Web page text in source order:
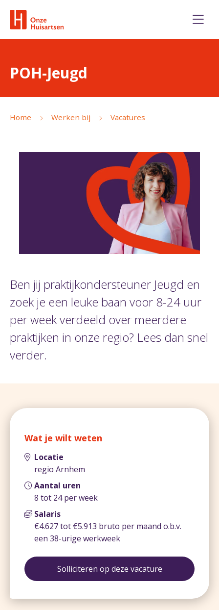
POH-Jeugd
Home Werken bij Vacatures
Ben jij praktijkondersteuner Jeugd en
zoek je een leuke baan voor 8-24 uur
per week verdeeld over meerdere
praktijken in onze regio? Lees dan snel
verder.
Wat je wilt weten
Locatie
regio Arnhem
Aantal uren
8 tot 24 per week
Salaris
€4.627 tot €5.913 bruto per maand o.b.v.
een 38-urige werkweek
Solliciteren op deze vacature